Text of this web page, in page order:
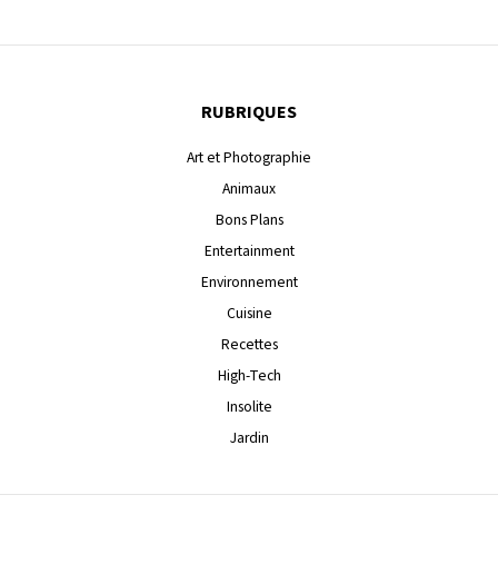
RUBRIQUES
Art et Photographie
Animaux
Bons Plans
Entertainment
Environnement
Cuisine
Recettes
High-Tech
Insolite
Jardin